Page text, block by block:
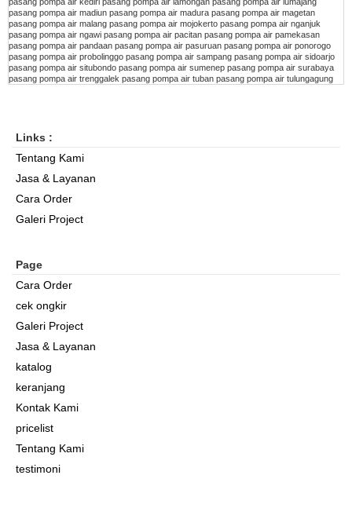
pasang pompa air madiun pasang pompa air madura pasang pompa air magetan
pasang pompa air malang pasang pompa air mojokerto pasang pompa air nganjuk
pasang pompa air ngawi pasang pompa air pacitan pasang pompa air pamekasan
pasang pompa air pandaan pasang pompa air pasuruan pasang pompa air ponorogo
pasang pompa air probolinggo pasang pompa air sampang pasang pompa air sidoarjo
pasang pompa air situbondo pasang pompa air sumenep pasang pompa air surabaya
pasang pompa air trenggalek pasang pompa air tuban pasang pompa air tulungagung
Links :
Tentang Kami
Jasa & Layanan
Cara Order
Galeri Project
Page
Cara Order
cek ongkir
Galeri Project
Jasa & Layanan
katalog
keranjang
Kontak Kami
pricelist
Tentang Kami
testimoni